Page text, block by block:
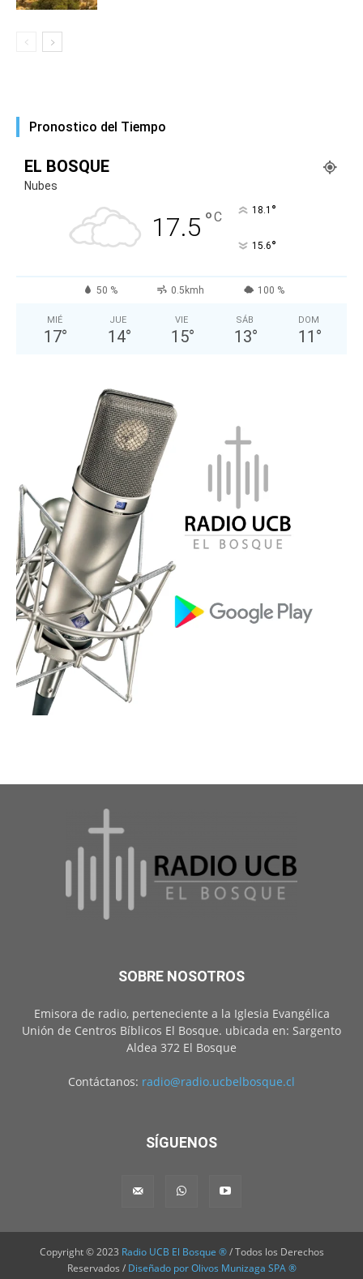
Pronostico del Tiempo
EL BOSQUE
Nubes
17.5 °C 18.1 °
15.6°
50 % 0.5kmh 100 %
MIÉ
17°
JUE
14°
VIE
15°
SÁB
13°
DOM
11 °
SOBRE NOSOTROS
Emisora de radio, perteneciente a la Iglesia Evangélica
Unión de Centros Bíblicos El Bosque. ubicada en: Sargento
Aldea 372 El Bosque
Contáctanos: radio@radio.ucbelbosque.cl
SÍGUENOS
Copyright © 2023 Radio UCB El Bosque ®/ Todos los Derechos
Reservados / Diseñado por Olivos Munizaga SPA ®